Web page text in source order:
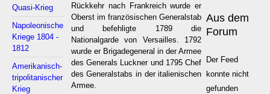
Quasi-Krieg
Napoleonische
Kriege 1804 -
1812
Amerikanisch-
tripolitanischer
Krieg
Rückkehr nach Frankreich wurde er
Oberst im französischen Generalstab
und befehligte 1789 die
Nationalgarde von Versailles. 1792
wurde er Brigadegeneral in der Armee
des Generals Luckner und 1795 Chef
des Generalstabs in der italienischen
Armee.
Aus dem
Forum
Der Feed
konnte nicht
gefunden